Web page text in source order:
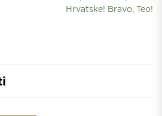
Hrvatske! Bravo, Teo!